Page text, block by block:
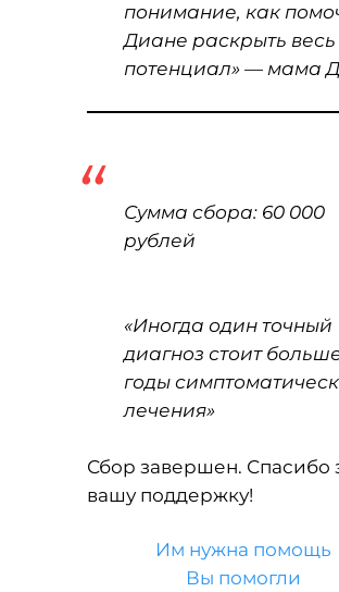
понимание, как
Диане раскрыть весь
потенциал» — мама
Сумма сбора: 60 000
рублей
«Иногда один точный
диагноз стоит
годы
лечения»
Сбор завершен. Спасибо
вашу поддержку!
Им нужна помощь
Вы помогли